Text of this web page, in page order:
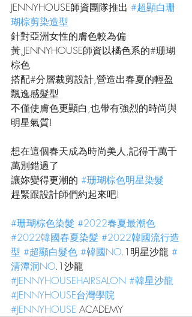
JENNYHOUSE師資團隊推出 #超顯白珊
瑚棕剪染造型
針對亞洲女性的膚色較為偏
黃,JENNYHOUSE師資以橘色系的#珊瑚
棕色
搭配#分層裁剪設計,營造出春夏的輕盈
飄逸感髮型
不僅使膚色更顯白,也帶有強烈的時尚與
明星氣質!
想在這個春天成為時尚美人,記得千萬千
萬別錯過了
讓妳變得更潮的 #珊瑚棕色明星染髮
趕緊跟設計師們約起來吧!
#珊瑚棕色染髮 #2022春夏最潮色
#2022韓國春夏染髮 #2022韓國流行造
型 #超顯白髮色 #韓國NO.1明星沙龍 #
清潭洞NO.1沙龍
#JENNYHOUSEHAIRSALON #韓星沙龍
#JENNYHOUSE台灣學院
#JENNYHOUSE ACADEMY